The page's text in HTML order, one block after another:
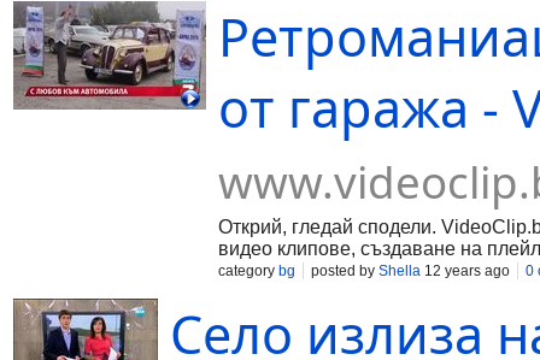
от гаража -
Открий, гледай сподели.
видео клипове, създаване на
category bg posted by Shella 12 years ago 0
Село излиза